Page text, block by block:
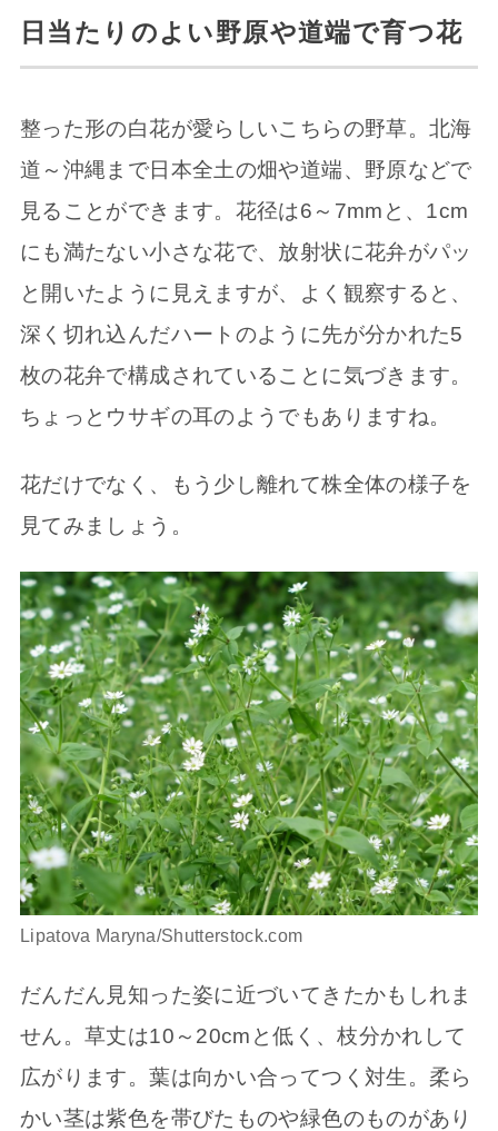
日当たりのよい野原や道端で育つ花
整った形の白花が愛らしいこちらの野草。北海
道～沖縄まで日本全土の畑や道端、野原などで
見ることができます。花径は6～7mmと、1cm
にも満たない小さな花で、放射状に花弁がパッ
と開いたように見えますが、よく観察すると、
深く切れ込んだハートのように先が分かれた5
枚の花弁で構成されていることに気づきます。
ちょっとウサギの耳のようでもありますね。
花だけでなく、もう少し離れて株全体の様子を
見てみましょう。
Lipatova Maryna/Shutterstock.com
だんだん見知った姿に近づいてきたかもしれま
せん。草丈は10～20cmと低く、枝分かれして
広がります。葉は向かい合ってつく対生。柔ら
かい茎は紫色を帯びたものや緑色のものがあり